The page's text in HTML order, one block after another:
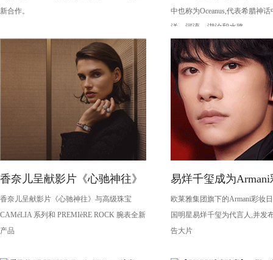
新合作。
中也称为Oceanus,代表希腊神
洋、河流、湖泊和水路。
香奈儿呈献影片《心驰神往》
香奈儿呈献影片《心驰神往》与高级珠宝
CAMéLIA 系列和 PREMIèRE ROCK 腕表全新
产品
易烊千玺成为
人
欧莱雅集团旗下的Armani彩妆
国明星易烊千玺为代言人,并发
告大片